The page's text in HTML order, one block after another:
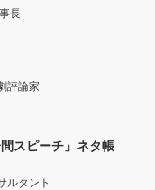
長
評論家
スピーチ」ネタ帳
ルタント